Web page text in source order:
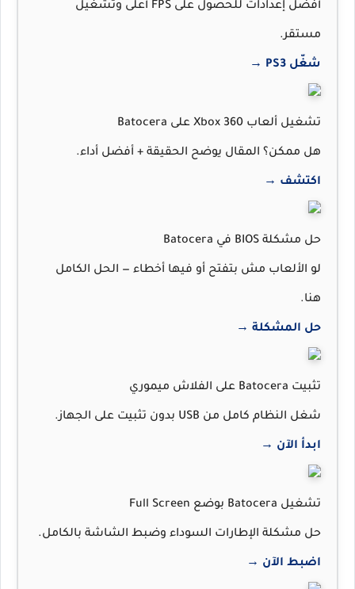
أفضل إعدادات للحصول على FPS أعلى وتشغيل
مستقر.
شغّل PS3 →
تشغيل ألعاب Xbox 360 على Batocera
هل ممكن؟ المقال يوضح الحقيقة + أفضل أداء.
اكتشف →
حل مشكلة BIOS في Batocera
لو الألعاب مش بتفتح أو فيها أخطاء — الحل الكامل
هنا.
حل المشكلة →
تثبيت Batocera على الفلاش ميموري
شغل النظام كامل من USB بدون تثبيت على الجهاز.
ابدأ الآن →
تشغيل Batocera بوضع Full Screen
حل مشكلة الإطارات السوداء وضبط الشاشة بالكامل.
اضبط الآن →